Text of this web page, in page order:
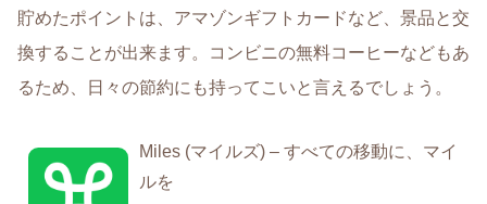
貯めたポイントは、アマゾンギフトカードなど、景品と交
換することが出来ます。コンビニの無料コーヒーなどもあ
るため、日々の節約にも持ってこいと言えるでしょう。
Miles (マイルズ) – すべての移動に、マイ
ルを